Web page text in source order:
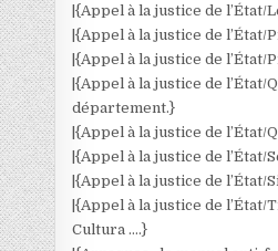
|{Appel à la justice de
|{Appel à la justice de l’État/
|{Appel à la justice de
|{Appel à la justice de
département.}
|{Appel à la justice de
|{Appel à la justice de
|{Appel à la justice de
|{Appel à la justice de
Cultura ….}